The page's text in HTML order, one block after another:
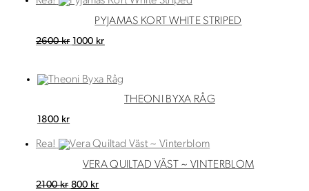
PYJAMAS KORT WHITE STRIPED
2600kr Det
2600 kr.
1000 krDet
1000 kr.
THEONI BYXA RÅG
1800 kr
Rea!
VERA QUILTAD VÄST ~ VINTERBLOM
2100kr Det
800 krDet